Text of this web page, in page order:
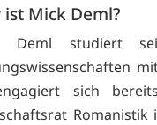
ist Mick Deml?
Deml studiert
sich